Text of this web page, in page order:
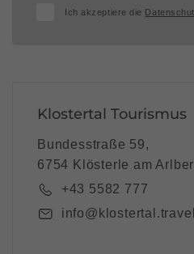
Ich akzeptiere die
Klostertal Tourismus
Bundesstraße 59,
6754 Klösterle am
+43 5582 777
info@klostertal.travel